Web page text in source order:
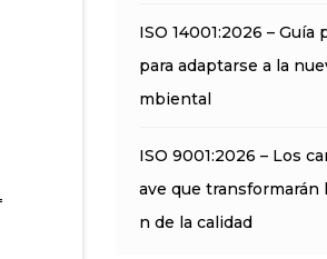
ISO 14001:2026 – Guía
para adaptarse a la
mbiental
ISO 9001:2026 – Los
ave que transformarán
n de la calidad